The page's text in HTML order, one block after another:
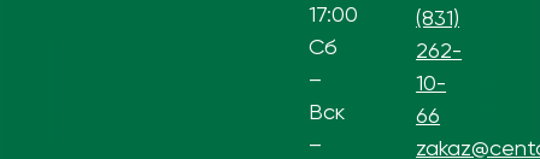
17:00
Сб
–
Вск
–
(831)
262-
10-
66